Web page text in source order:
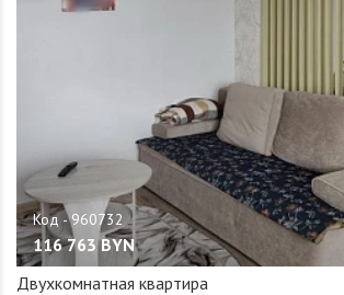
116 763 BYN
Двухкомнатная квартира